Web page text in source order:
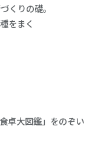
くりの礎。
をまく
卓大図鑑」をのぞい